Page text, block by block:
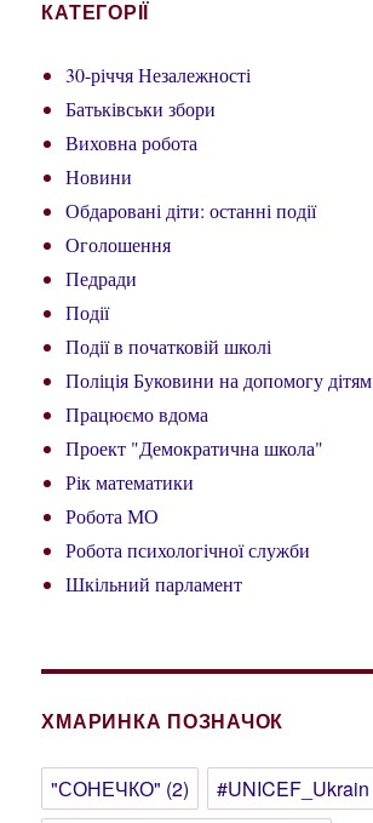
КАТЕГОРІЇ
30-річчя Незалежності
Батьківськи збори
Виховна робота
Новини
Обдаровані діти: останні події
Оголошення
Педради
Події
Події в початковій школі
Поліція Буковини на допомогу дітям
Працюємо вдома
Проект "Демократична школа"
Рік математики
Робота МО
Робота психологічної служби
Шкільний парламент
ХМАРИНКА ПОЗНАЧОК
"СОНЕЧКО" (2) #UNICEF_Ukrain